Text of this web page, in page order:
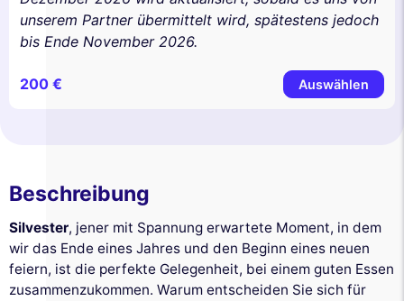
unserem Partner übermittelt wird, spätestens jedoch
bis Ende November 2026.
200 € Auswählen
Beschreibung
Silvester, jener mit Spannung erwartete Moment, in dem
wir das Ende eines Jahres und den Beginn eines neuen
feiern, ist die perfekte Gelegenheit, bei einem guten Essen
zusammenzukommen. Warum entscheiden Sie sich für